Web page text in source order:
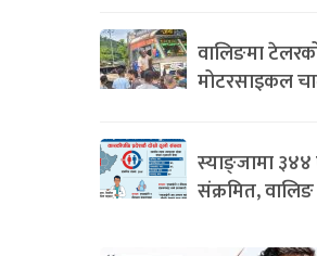
वालिङमा
मोटरसाइकल
स्याङ्जामा
संक्रमित,